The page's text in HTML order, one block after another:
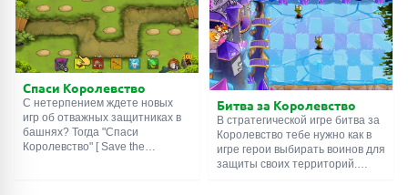
баррикады. После каждой
успешно отбитой атаки вам
будут предлагать случайные
награды: новых бойцов, оружие,
предметы, апгрейды.
Выбирайте с умом.
одиночном режиме, так и в
режиме двух игроков.
Cпаси Королевство
С нетерпением ждете новых
игр об отважных защитниках в
башнях? Тогда "Спаси
Королевство" [ Save the
Битва за Королевство
В стратегической игре битва за
Королевство тебе нужно как в
игре герои выбирать воинов для
защиты своих территорий.